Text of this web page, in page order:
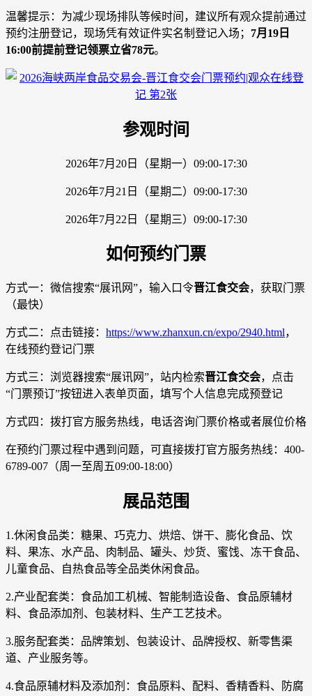
温馨提示：为减少现场排队等候时间，建议所有观众提前通过
预约注册登记，现场凭有效证件实名制登记入场； 7月19日
16:00前提前登记领票立省78元。
参观时间
2026年7月20日（星期一）09:00-17:30
2026年7月21日（星期二）09:00-17:30
2026年7月22日（星期三）09:00-17:30
如何预约门票
方式一：微信搜索“展讯网”，输入口令晋江食交会，获取门票
（最快）
方式二：点击链接： https://www.zhanxun.cn/expo/2940.html，
在线预约登记门票
方式三：浏览器搜索“展讯网”，站内检索晋江食交会，点击
“门票预订”按钮进入表单页面，填写个人信息完成预登记
方式四：拨打官方服务热线，电话咨询门票价格或者展位价格
在预约门票过程中遇到问题，可直接拨打官方服务热线：400-
6789-007（周一至周五09:00-18:00）
展品范围
1.休闲食品类：糖果、巧克力、烘焙、饼干、膨化食品、饮
料、果冻、水产品、肉制品、罐头、炒货、蜜饯、冻干食品、
儿童食品、自热食品等全品类休闲食品。
2.产业配套类：食品加工机械、智能制造设备、食品原辅材
料、食品添加剂、包装材料、生产工艺技术。
3.服务配套类：品牌策划、包装设计、品牌授权、新零售渠
道、产业服务等。
4.食品原辅材料及添加剂：食品原料、配料、香精香料、防腐